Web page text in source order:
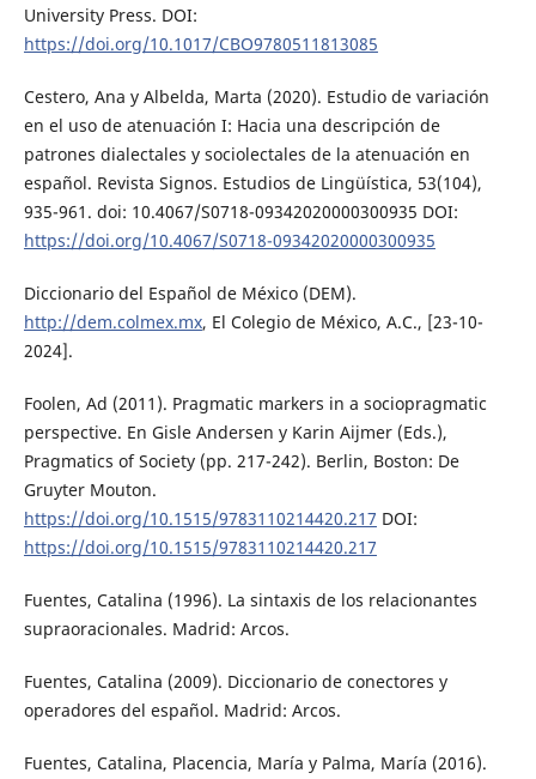
University Press. DOI:
https://doi.org/10.1017/CBO9780511813085
Cestero, Ana y Albelda, Marta (2020). Estudio de variación
en el uso de atenuación I: Hacia una descripción de
patrones dialectales y sociolectales de la atenuación en
español. Revista Signos. Estudios de Lingüística, 53(104),
935-961. doi: 10.4067/S0718-09342020000300935 DOI:
https://doi.org/10.4067/S0718-09342020000300935
Diccionario del Español de México (DEM).
http://dem.colmex.mx, El Colegio de México, A.C., [23-10-
2024].
Foolen, Ad (2011). Pragmatic markers in a sociopragmatic
perspective. En Gisle Andersen y Karin Aijmer (Eds.),
Pragmatics of Society (pp. 217-242). Berlin, Boston: De
Gruyter Mouton.
https://doi.org/10.1515/9783110214420.217 DOI:
https://doi.org/10.1515/9783110214420.217
Fuentes, Catalina (1996). La sintaxis de los relacionantes
supraoracionales. Madrid: Arcos.
Fuentes, Catalina (2009). Diccionario de conectores y
operadores del español. Madrid: Arcos.
Fuentes, Catalina, Placencia, María y Palma, María (2016).